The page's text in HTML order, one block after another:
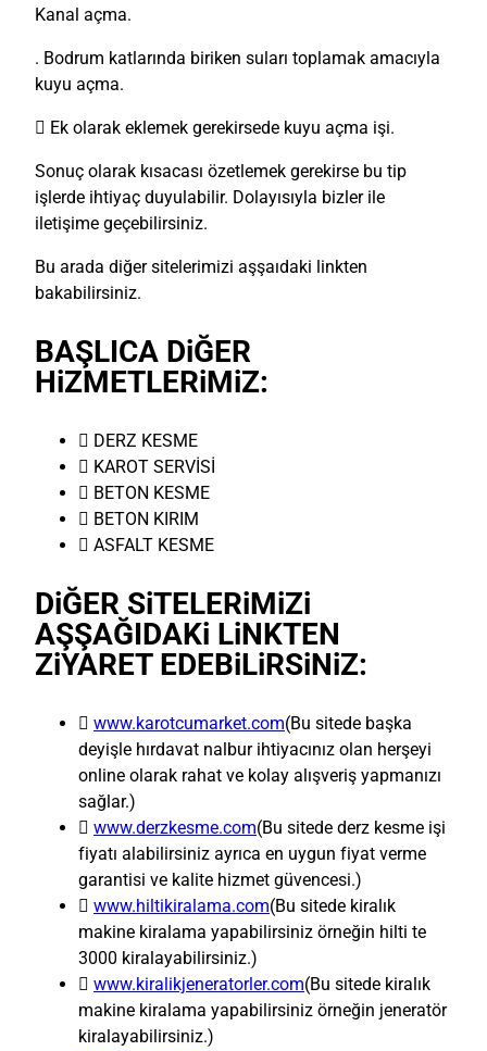
Kanal açma.
. Bodrum katlarında biriken suları toplamak amacıyla
kuyu açma.
 Ek olarak eklemek gerekirsede kuyu açma işi.
Sonuç olarak kısacası özetlemek gerekirse bu tip
işlerde ihtiyaç duyulabilir. Dolayısıyla bizler ile
iletişime geçebilirsiniz.
Bu arada diğer sitelerimizi aşşaıdaki linkten
bakabilirsiniz.
BAŞLICA DiĞER
HiZMETLERiMiZ:
 DERZ KESME
 KAROT SERVİSİ
 BETON KESME
 BETON KIRIM
 ASFALT KESME
DiĞER SiTELERiMiZi
AŞŞAĞIDAKi LiNKTEN
ZiYARET EDEBiLiRSiNiZ:
 www.karotcumarket.com(Bu sitede başka
deyişle hırdavat nalbur ihtiyacınız olan herşeyi
online olarak rahat ve kolay alışveriş yapmanızı
sağlar.)
 www.derzkesme.com(Bu sitede derz kesme işi
fiyatı alabilirsiniz ayrıca en uygun fiyat verme
garantisi ve kalite hizmet güvencesi.)
 www.hiltikiralama.com(Bu sitede kiralık
makine kiralama yapabilirsiniz örneğin hilti te
3000 kiralayabilirsiniz.)
 www.kiralikjeneratorler.com(Bu sitede kiralık
makine kiralama yapabilirsiniz örneğin jeneratör
kiralayabilirsiniz.)